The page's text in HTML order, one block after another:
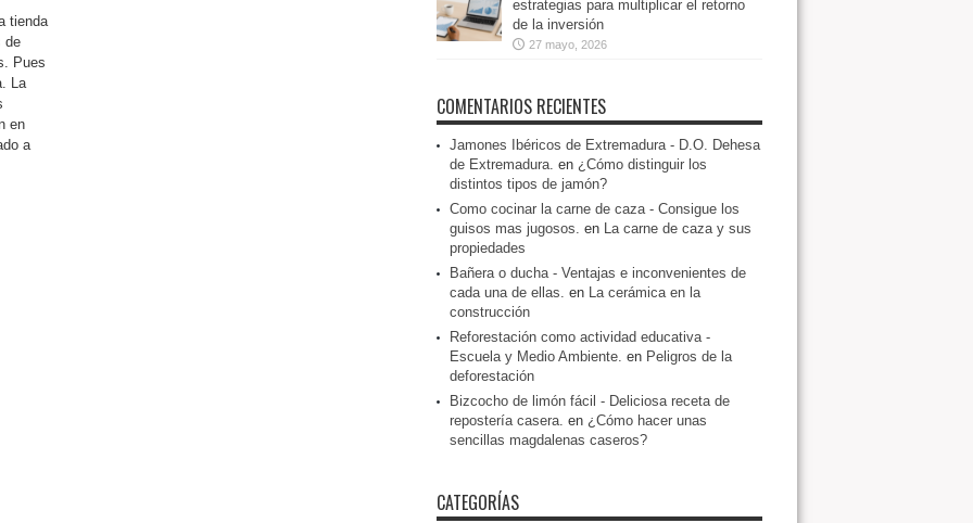
tienda
de
Pues
La
en
a
estrategias para multiplicar el retorno
de la inversión
27 mayo, 2026
COMENTARIOS RECIENTES
Jamones Ibéricos de Extremadura - D.O. Dehesa
de Extremadura. en ¿Cómo distinguir los
distintos tipos de jamón?
Como cocinar la carne de caza - Consigue los
guisos mas jugosos. en La carne de caza y sus
propiedades
Bañera o ducha - Ventajas e inconvenientes de
cada una de ellas. en La cerámica en la
construcción
Reforestación como actividad educativa -
Escuela y Medio Ambiente. en Peligros de la
deforestación
Bizcocho de limón fácil - Deliciosa receta de
repostería casera. en ¿Cómo hacer unas
sencillas magdalenas caseros?
CATEGORÍAS